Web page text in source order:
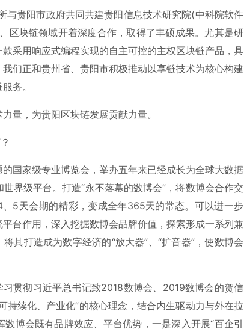
与贵阳市政府共同共建贵阳信息技术研究院(中科院软件
区块链领域开着深度合作，取得了丰硕成果。尤其是研
采用响应式编程实现的自主可控的主权区块链产品，具
们正和贵州省、贵阳市积极推动以享链技术为核心构建
务。
量，为贵阳区块链发展贡献力量。
国家级专业博览会，举办五年来已经成长为全球大数据
界级平台。打造“永不落幕的数博会”，将数博会合作交
5天会期的精彩，变成全年365天的常态。可以进一步
台作用，深入挖掘数博会品牌价值，探索形成一系列兼
其打造成为数字经济的“放大器”、“扩音器”，使数博会
贯彻习近平总书记致2018数博会、2019数博会的贺信
持续化、产业化”的核心理念，结合内生驱动力与外在拉
博会既有品牌效应、平台优势，一是深入开展“百企引